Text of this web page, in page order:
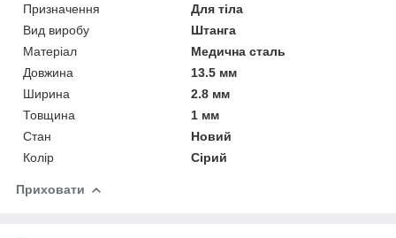
Призначення
Для тіла
Вид виробу
Штанга
Матеріал
Медична сталь
Довжина
13.5 мм
Ширина
2.8 мм
Товщина
1 мм
Стан
Новий
Колір
Сірий
Приховати